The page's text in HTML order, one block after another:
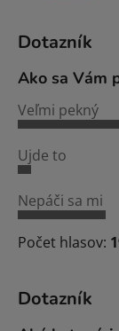
Dotazník
Ako sa Vám
Veľmi pekný
Ujde to
Nepáči sa mi
Počet hlasov:
Dotazník